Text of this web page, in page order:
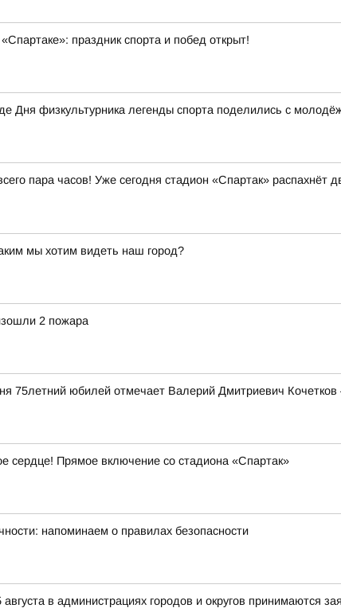
праздник спорта и побед открыт!
Дня физкультурника легенды спорта поделились с
пара часов! Уже сегодня стадион «Спартак»
мы хотим видеть наш город?
2 пожара
75летний юбилей отмечает Валерий Дмитриевич
сердце! Прямое включение со стадиона «Спартак»
напоминаем о правилах безопасности
в администрациях городов и округов